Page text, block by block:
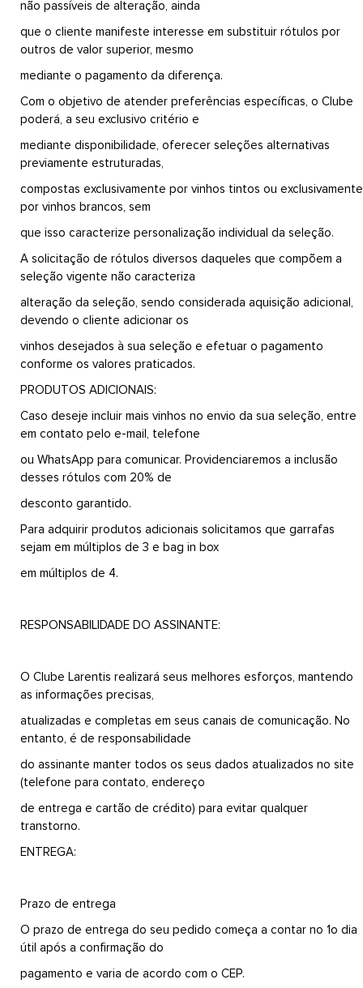
não passíveis de alteração, ainda
que o cliente manifeste interesse em substituir rótulos por
outros de valor superior, mesmo
mediante o pagamento da diferença.
Com o objetivo de atender preferências específicas, o Clube
poderá, a seu exclusivo critério e
mediante disponibilidade, oferecer seleções alternativas
previamente estruturadas,
compostas exclusivamente por vinhos tintos ou exclusivamente
por vinhos brancos, sem
que isso caracterize personalização individual da seleção.
A solicitação de rótulos diversos daqueles que compõem a
seleção vigente não caracteriza
alteração da seleção, sendo considerada aquisição adicional,
devendo o cliente adicionar os
vinhos desejados à sua seleção e efetuar o pagamento
conforme os valores praticados.
PRODUTOS ADICIONAIS:
Caso deseje incluir mais vinhos no envio da sua seleção, entre
em contato pelo e-mail, telefone
ou WhatsApp para comunicar. Providenciaremos a inclusão
desses rótulos com 20% de
desconto garantido.
Para adquirir produtos adicionais solicitamos que garrafas
sejam em múltiplos de 3 e bag in box
em múltiplos de 4.
RESPONSABILIDADE DO ASSINANTE:
O Clube Larentis realizará seus melhores esforços, mantendo
as informações precisas,
atualizadas e completas em seus canais de comunicação. No
entanto, é de responsabilidade
do assinante manter todos os seus dados atualizados no site
(telefone para contato, endereço
de entrega e cartão de crédito) para evitar qualquer
transtorno.
ENTREGA:
Prazo de entrega
O prazo de entrega do seu pedido começa a contar no 1o dia
útil após a confirmação do
pagamento e varia de acordo com o CEP.